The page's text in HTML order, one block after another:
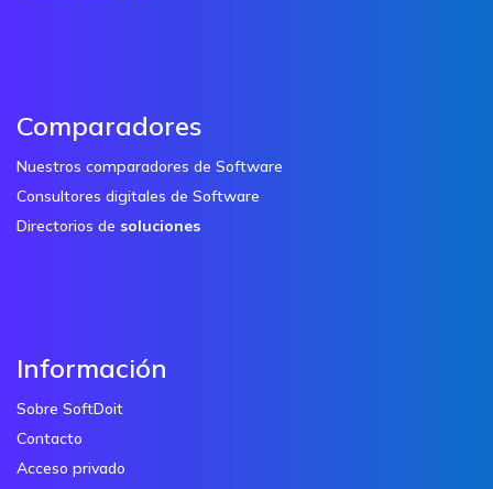
Comparadores
Nuestros comparadores de Software
Consultores digitales de Software
Directorios de soluciones
Información
Sobre SoftDoit
Contacto
Acceso privado